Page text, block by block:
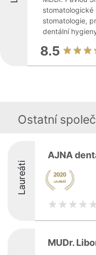
stomatologie,
dentální
8.5
Ostatní
Laureáti
AJNA
MUDr.